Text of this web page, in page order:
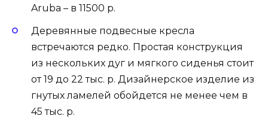
Aruba – в 11500 р.
Деревянные подвесные кресла
встречаются редко. Простая конструкция
из нескольких дуг и мягкого сиденья стоит
от 19 до 22 тыс. р. Дизайнерское изделие из
гнутых ламелей обойдется не менее чем в
45 тыс. р.